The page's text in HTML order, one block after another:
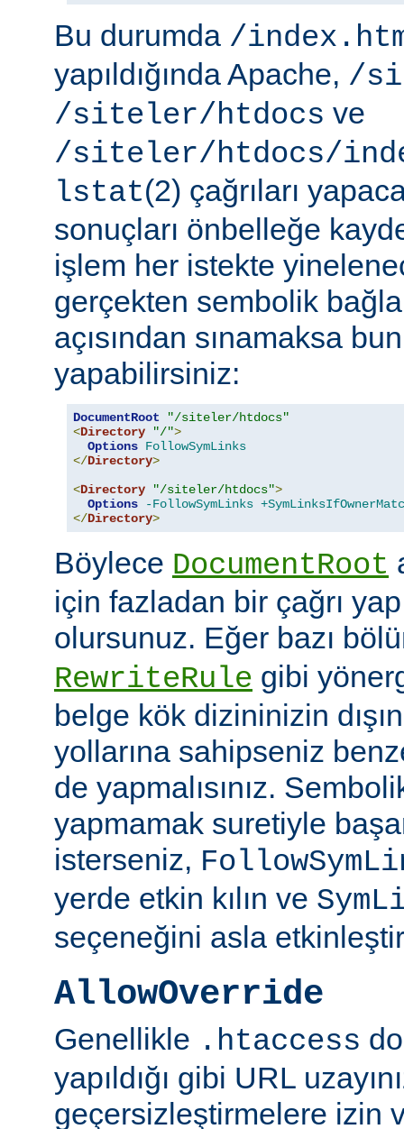
Bu durumda /
yapıldığında Apache, /
/siteler/htdocs ve
/siteler/htdocs/
lstat(2) çağrıları
sonuçları önbelleğe
işlem her istekte
gerçekten sembolik
açısından sınamaksa
yapabilirsiniz:
DocumentRoot
"/siteler/htdocs"
<Directory "/">
Options FollowSymLinks
</Directory>
<Directory "/siteler/htdocs">
Options
-FollowSymLinks
</Directory>
Böylece DocumentRoot
için fazladan bir çağrı
olursunuz. Eğer bazı
RewriteRule gibi
belge kök dizininizin
yollarına sahipseniz
de yapmalısınız.
yapmamak suretiyle
isterseniz,
yerde etkin kılın ve
seçeneğini asla
AllowOverride
Genellikle .htaccess
yapıldığı gibi URL
geçersizleştirmelere izin